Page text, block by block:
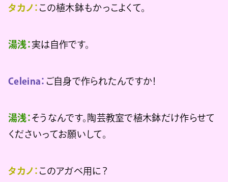
タカノ： この植木鉢もかっこよくて。
湯浅： 実は自作です。
Celeina： ご自身で作られたんですか！
湯浅： そうなんです。陶芸教室で植木鉢だけ作らせて
くださいってお願いして。
タカノ： このアガベ用に？